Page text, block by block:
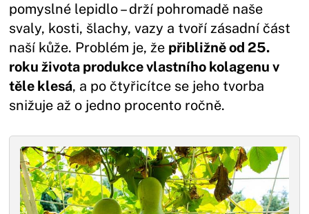
pomyslné lepidlo – drží pohromadě naše
svaly, kosti, šlachy, vazy a tvoří zásadní část
naší kůže. Problém je, že přibližně od 25.
roku života produkce vlastního kolagenu v
těle klesá, a po čtyřicítce se jeho tvorba
snižuje až o jedno procento ročně.